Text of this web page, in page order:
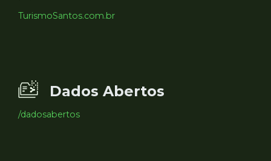
TurismoSantos.com.br
Dados Abertos
/dadosabertos